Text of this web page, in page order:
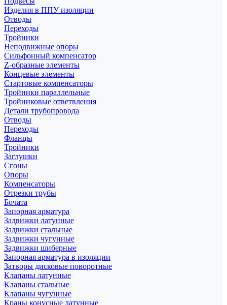
Изделия в ППУ изоляции
Отводы
Переходы
Тройники
Неподвижные опоры
Cильфонный компенсатор
Z-образные элементы
Концевые элементы
Стартовые компенсаторы
Тройники параллельные
Тройниковые ответвления
Детали трубопровода
Отводы
Переходы
Фланцы
Тройники
Заглушки
Сгоны
Опоры
Компенсаторы
Отрезки трубы
Бочата
Запорная арматура
Задвижки латунные
Задвижки стальные
Задвижки чугунные
Задвижки шиберные
Запорная арматура в изоляции
Затворы дисковые поворотные
Клапаны латунные
Клапаны стальные
Клапаны чугунные
Краны конусные латунные